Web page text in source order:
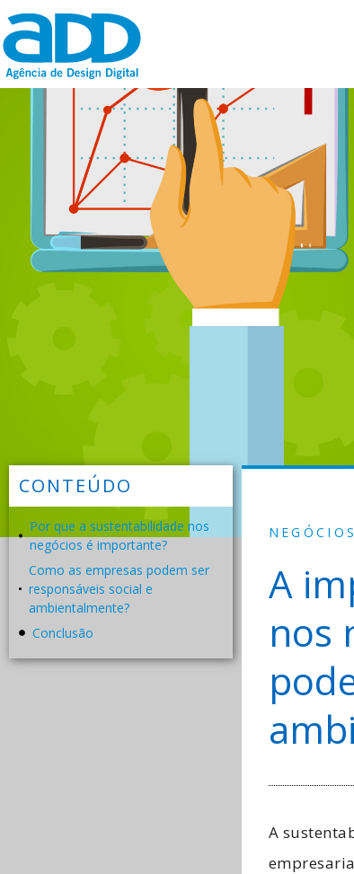
CONTEÚDO
Por que a sustentabilidade nos
negócios é importante?
Como as empresas podem ser
responsáveis social e
ambientalmente?
Conclusão
NEGÓCIOS
A
nos
A